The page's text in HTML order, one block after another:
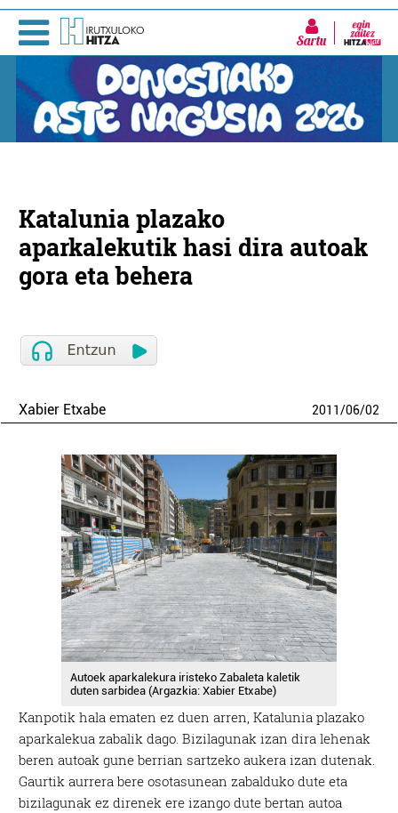
Sartu
Katalunia plazako
aparkalekutik hasi dira autoak
gora eta behera
Xabier Etxabe 2011/06/02
Autoek aparkalekura iristeko Zabaleta kaletik
duten sarbidea (Argazkia: Xabier Etxabe)
Kanpotik hala ematen ez duen arren, Katalunia plazako
aparkalekua zabalik dago. Bizilagunak izan dira lehenak
beren autoak gune berrian sartzeko aukera izan dutenak.
Gaurtik aurrera bere osotasunean zabalduko dute eta
bizilagunak ez direnek ere izango dute bertan autoa